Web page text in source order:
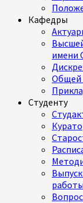
Кафедры
имени
Общей
Студенту
работы